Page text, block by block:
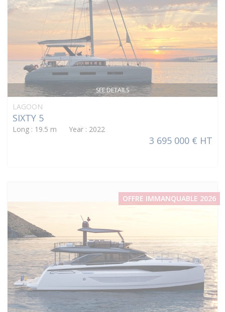
SEE DETAILS
LAGOON
SIXTY 5
Long : 19.5 m Year : 2022
3 695 000 € HT
OFFRE IMMANQUABLE 2026